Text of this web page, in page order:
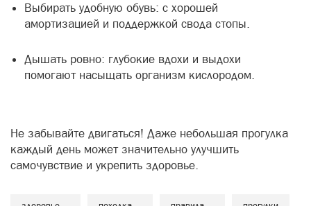
Выбирать удобную обувь: с хорошей
амортизацией и поддержкой свода стопы.
Дышать ровно: глубокие вдохи и выдохи
помогают насыщать организм кислородом.
Не забывайте двигаться! Даже небольшая прогулка
каждый день может значительно улучшить
самочувствие и укрепить здоровье.